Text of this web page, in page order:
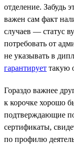
отделение. Забудь
важен сам факт
случаев — статус
потребовать от
не указывать в
гарантирует такую
Гораздо важнее
к корочке хорошо
подтверждающие
сертификаты,
по профилю